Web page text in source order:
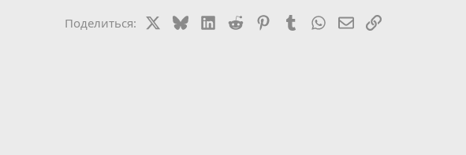
Поделиться: BlueskyLinkedIn
Reddit PinterestTumblrWhatsAppЭлектронная почта
Ссылка